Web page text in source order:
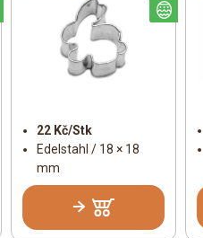
22 Kč/Stk
Edelstahl / 18 × 18
mm